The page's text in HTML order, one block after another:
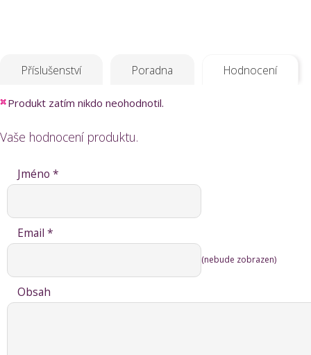
Příslušenství Poradna Hodnocení
Produkt zatím nikdo neohodnotil.
Vaše hodnocení produktu.
Jméno *
Email *
(nebude zobrazen)
Obsah